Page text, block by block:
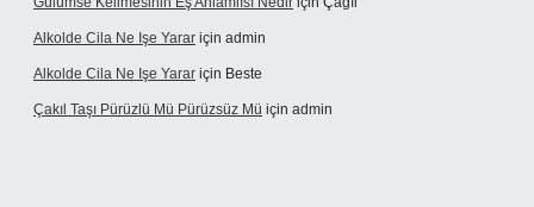
Alkolde Cila Ne Işe Yarar için admin
Alkolde Cila Ne Işe Yarar için Beste
Çakıl Taşı Pürüzlü Mü Pürüzsüz Mü için admin